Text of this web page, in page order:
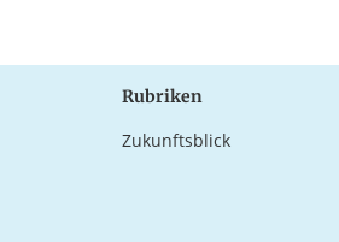
Rubriken
Zukunftsblick